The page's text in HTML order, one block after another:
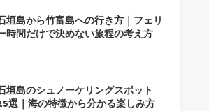
垣島から竹富島への行き方｜フェリ
時間だけで決めない旅程の考え方
垣島のシュノーケリングスポット
選｜海の特徴から分かる楽しみ方